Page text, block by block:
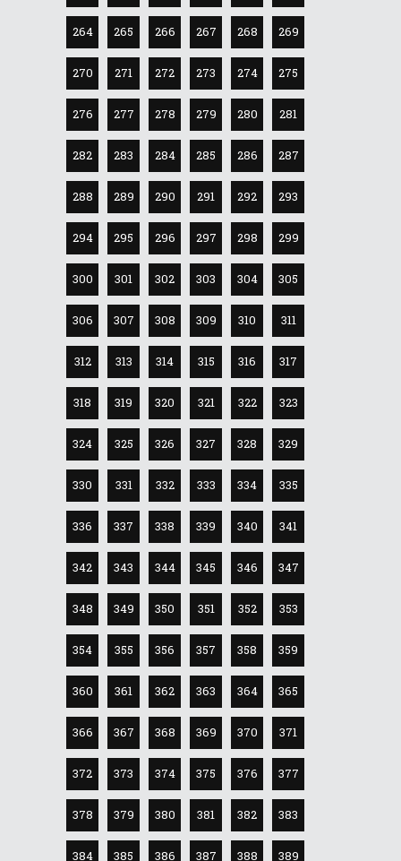
264 265 266 267 268 269
270 271 272 273 274 275
276 277 278 279 280 281
282 283 284 285 286 287
288 289 290 291 292 293
294 295 296 297 298 299
300 301 302 303 304 305
306 307 308 309 310 311
312 313 314 315 316 317
318 319 320 321 322 323
324 325 326 327 328 329
330 331 332 333 334 335
336 337 338 339 340 341
342 343 344 345 346 347
348 349 350 351 352 353
354 355 356 357 358 359
360 361 362 363 364 365
366 367 368 369 370 371
372 373 374 375 376 377
378 379 380 381 382 383
384 385 386 387 388 389